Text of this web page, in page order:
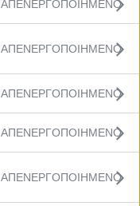
ΑΠΕΝΕΡΓΟΠΟΙΗΜΕΝΟ
ΑΠΕΝΕΡΓΟΠΟΙΗΜΕΝΟ
ΑΠΕΝΕΡΓΟΠΟΙΗΜΕΝΟ
ΑΠΕΝΕΡΓΟΠΟΙΗΜΕΝΟ
ΑΠΕΝΕΡΓΟΠΟΙΗΜΕΝΟ